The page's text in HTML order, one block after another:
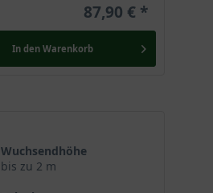
87,90 €
In den Warenkorb
Wuchsendhöhe
bis zu 2 m